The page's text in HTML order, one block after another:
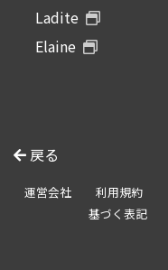
Ladite
Elaine
戻る
運営会社 利用規約
基づく表記